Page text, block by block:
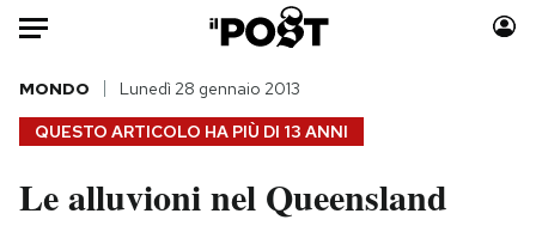
Auto
HOME
Italia
Moda
QUESTO ARTICOLO HA PIÙ DI 13 ANNI
MONDO Lunedì 28 gennaio 2013
Le alluvioni nel Queensland